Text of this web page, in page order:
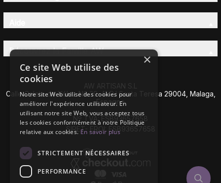
Découvrez la Famille AW
AW ARTISAN S.L
Calle Caleta de Vélez Nº 39-41 P.I Santa Teresa 29004, Malaga,
Espagne
Nº TVA: ESB93657658
SIRET- EROI: ESB93657658
×
Ce site Web utilise des
cookies
Notre site Web utilise des cookies pour
améliorer l'expérience utilisateur. En
utilisant notre site Web, vous acceptez tous
les cookies conformément à notre Politique
relative aux cookies.En savoir plus
STRICTEMENT NÉCESSAIRES
PERFORMANCE